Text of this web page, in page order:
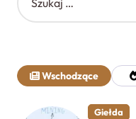
z
j
:
Wschodzące
Giełda